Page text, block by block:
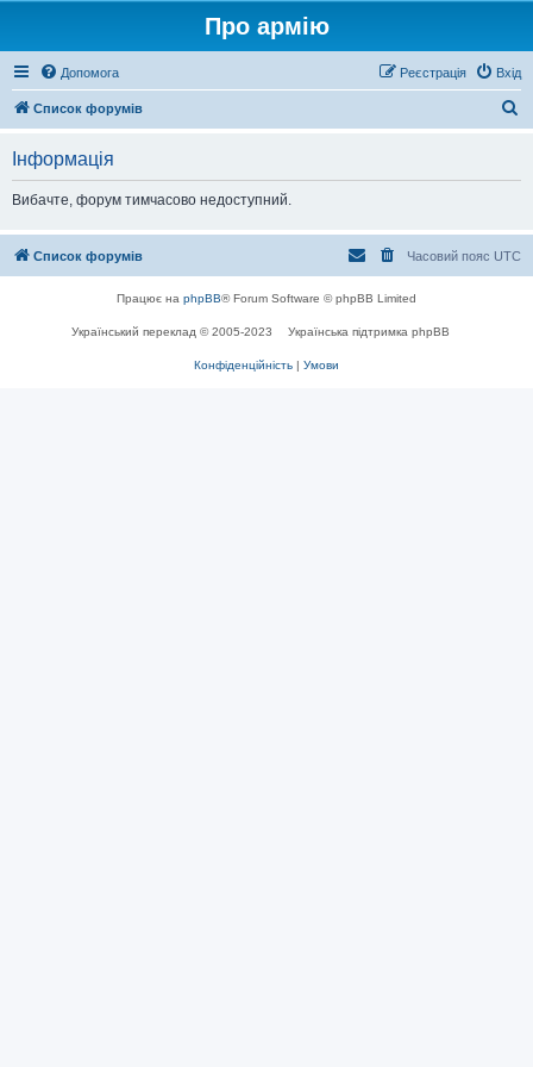
Про армію
Допомога Вхід
Реєстрація
Список форумів
Інформація
Вибачте, форум тимчасово недоступний.
Список форумів Часовий пояс UTC
Працює на phpBB® Forum Software © phpBB Limited
Український переклад © 2005-2023 Українська підтримка phpBB
Конфіденційність | Умови